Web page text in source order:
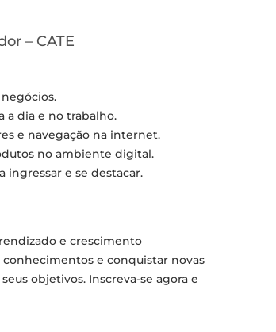
– CATE
a dia e no trabalho.
e navegação na internet.
no ambiente digital.
ingressar e se destacar.
e crescimento
conhecimentos e conquistar novas
objetivos. Inscreva-se agora e